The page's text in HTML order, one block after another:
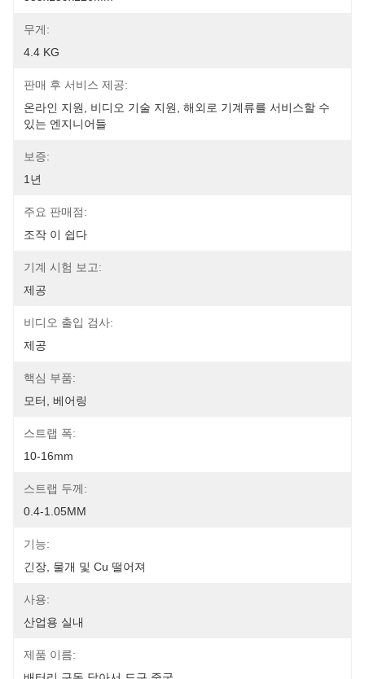
무게:
4.4 KG
판매 후 서비스 제공:
온라인 지원, 비디오 기술 지원, 해외로 기계류를 서비스할 수
있는 엔지니어들
보증:
1년
주요 판매점:
조작 이 쉽다
기계 시험 보고:
제공
비디오 출입 검사:
제공
핵심 부품:
모터, 베어링
스트랩 폭:
10-16mm
스트랩 두께:
0.4-1.05MM
기능:
긴장, 물개 및 Cu 떨어져
사용:
산업용 실내
제품 이름: